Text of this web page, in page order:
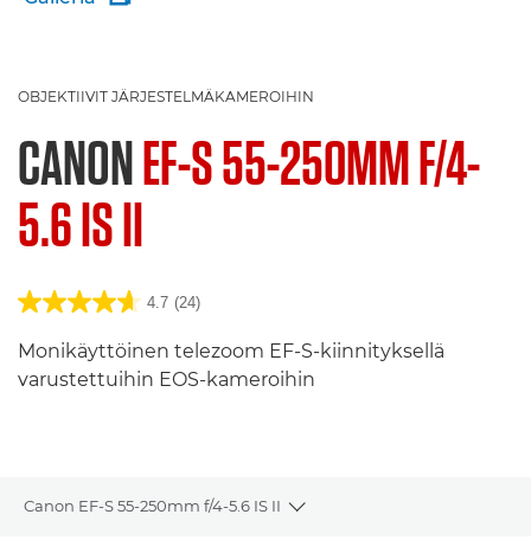
OBJEKTIIVIT JÄRJESTELMÄKAMEROIHIN
CANONEF-S 55-250MM F/4-
5.6 IS II
4.7 (24)
Monikäyttöinen telezoom EF-S-kiinnityksellä
varustettuihin EOS-kameroihin
Canon EF-S 55-250mm f/4-5.6 IS II
Toggle breadcrumbs